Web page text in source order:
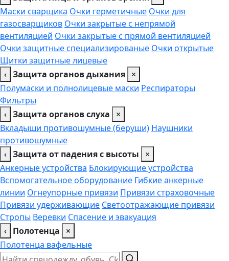
Маски сварщика Очки герметичные Очки для
газосварщиков Очки закрытые с непрямой
вентиляцией Очки закрытые с прямой вентиляцией
Очки защитные специализированые Очки открытые
Щитки защитные лицевые
‹ Защита органов дыхания ×
Полумаски и полнолицевые маски Респираторы
Фильтры
‹ Защита органов слуха
×
Вкладыши противошумные (беруши) Наушники
противошумные
‹ Защита от падения с высоты
×
Анкерные устройства Блокирующие устройства
Вспомогательное оборудование Гибкие анкерные
линии Огнеупорные привязи Привязи страховочные
Привязи удерживающие Светоотражающие привязи
Стропы Веревки Спасение и эвакуация
‹ Полотенца
×
Полотенца вафельные